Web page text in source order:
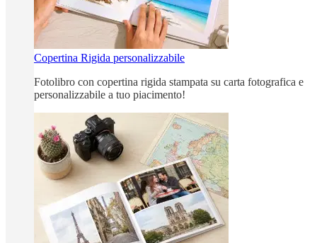
Copertina Rigida personalizzabile
Fotolibro con copertina rigida stampata su carta fotografica e
personalizzabile a tuo piacimento!